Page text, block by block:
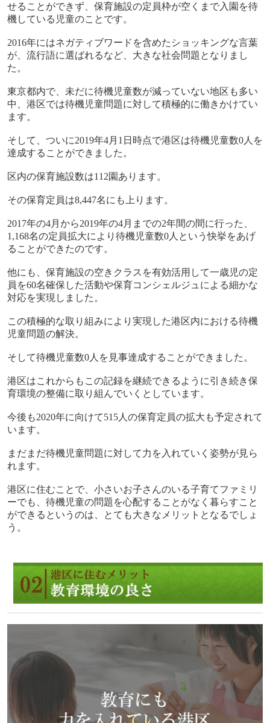
せることができず、保育施設の定員枠が空くまで入園を待
機している児童のことです。
2016年にはネガティブワードを含めたショッキングな言葉
が、流行語に選ばれるなど、大きな社会問題となりまし
た。
東京都内で、未だに待機児童数が減っていない地区も多い
中、港区では待機児童問題に対して積極的に働きかけてい
ます。
そして、ついに2019年4月 1 日時点で港区は待機児童数0人を
達成することができました。
区内の保育施設数は112園あります。
その保育定員は8,447名にも上ります。
2017年の4月から2019年の4月までの2年間の間に行った、
1,168名の定員拡大により待機児童数0人という快挙をあげ
ることができたのです。
他にも、保育施設の空きクラスを有効活用して一歳児の定
員を60名確保した活動や保育コンシェルジュによる細かな
対応を実現しました。
この積極的な取り組みにより実現した港区内における待機
児童問題の解決。
そして待機児童数0人を見事達成することができました。
港区はこれからもこの記録を継続できるように引き続き保
育環境の整備に取り組んでいくとしています。
今後も2020年に向けて515人の保育定員の拡大も予定されて
います。
まだまだ待機児童問題に対して力を入れていく姿勢が見ら
れます。
港区に住むことで、小さいお子さんのいる子育てファミリ
ーでも、待機児童の問題を心配することがなく暮らすこと
ができるというのは、とても大きなメリットとなるでしょ
う。